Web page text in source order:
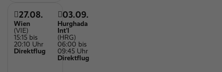
27.08.
Wien
(VIE)
15:15 bis
20:10 Uhr
Direktflug
03.09.
Hurghada
Int'l
(HRG)
06:00 bis
09:45 Uhr
Direktflug